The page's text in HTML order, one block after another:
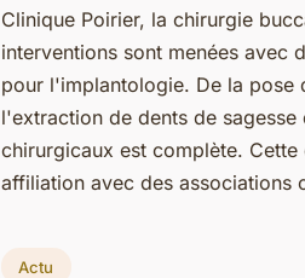
Clinique Poirier, la chirurgie
interventions sont menées avec
pour l'implantologie. De la pose
l'extraction de dents de
chirurgicaux est complète.
affiliation avec des associations
Actu